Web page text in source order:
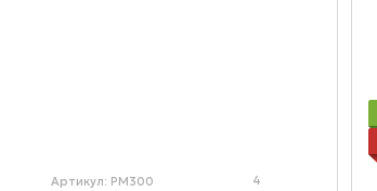
Артикул: PM300 4